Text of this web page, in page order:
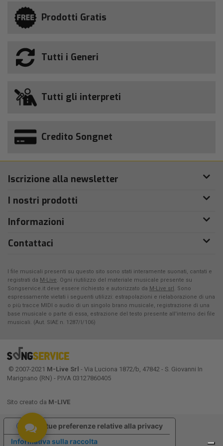
Prodotti Gratis
Tutti i Generi
Tutti gli interpreti
Credito Songnet
Iscrizione alla newsletter
I nostri prodotti
Informazioni
Contattaci
I file musicali presenti su questo sito sono stati interamente suonati, cantati e
registrati da M-Live. Ogni riutilizzo del materiale musicale presente su
Songservice.it deve essere richiesto e autorizzato da M-Live srl . Sono
espressamente vietati i seguenti utilizzi: estrapolazioni e rielaborazione di una
o più tracce MIDI o audio di un singolo brano musicale, registrazione di una
base musicale o parte di essa, estrazione del testo presente all'interno dei file
musicali. (Aut. SIAE n. 1287/I/106)
© 2007-2021 M-Live Srl - Via Luciona 1872/b, 47842 - S. Giovanni In
Marignano (RN) - P.IVA 03127860405
Sito creato da M-LIVE
Informativa sulla raccolta
Le tue preferenze relative alla privacy